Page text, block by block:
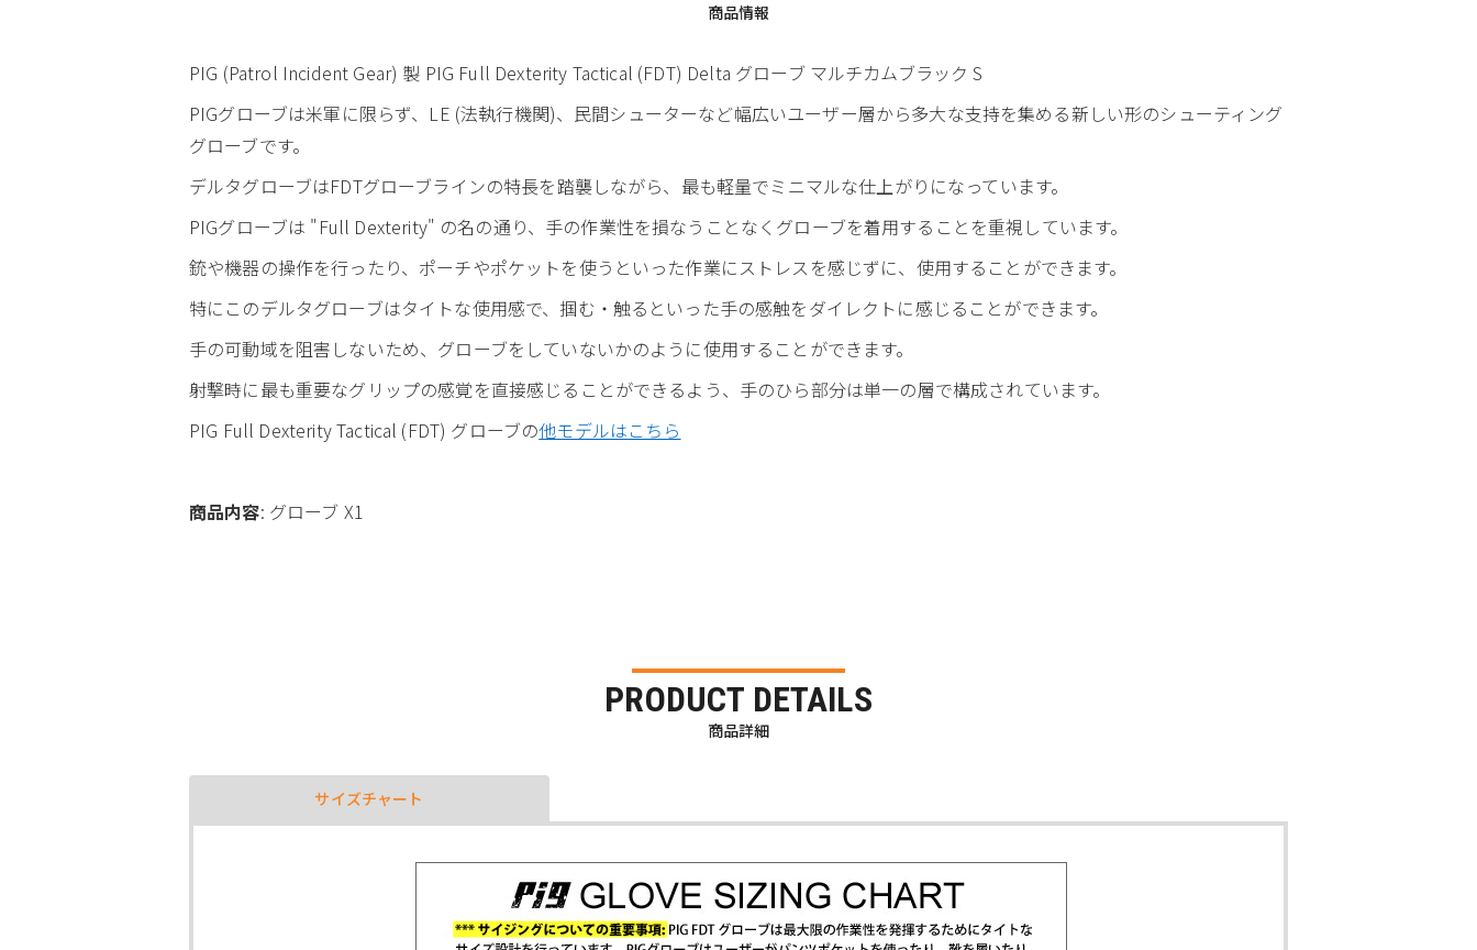
商品情報
PIG (Patrol Incident Gear) 製 PIG Full Dexterity Tactical (FDT) Delta グローブ マルチカムブラック S
PIGグローブは米軍に限らず、LE (法執行機関)、民間シューターなど幅広いユーザー層から多大な支持を集める新しい形のシューティング
グローブです。
デルタグローブはFDTグローブラインの特長を踏襲しながら、最も軽量でミニマルな仕上がりになっています。
PIGグローブは "Full Dexterity" の名の通り、手の作業性を損なうことなくグローブを着用することを重視しています。
銃や機器の操作を行ったり、ポーチやポケットを使うといった作業にストレスを感じずに、使用することができます。
特にこのデルタグローブはタイトな使用感で、掴む・触るといった手の感触をダイレクトに感じることができます。
手の可動域を阻害しないため、グローブをしていないかのように使用することができます。
射撃時に最も重要なグリップの感覚を直接感じることができるよう、手のひら部分は単一の層で構成されています。
PIG Full Dexterity Tactical (FDT) グローブの他モデルはこちら
商品内容: グローブ X1
PRODUCT DETAILS
商品詳細
サイズチャート